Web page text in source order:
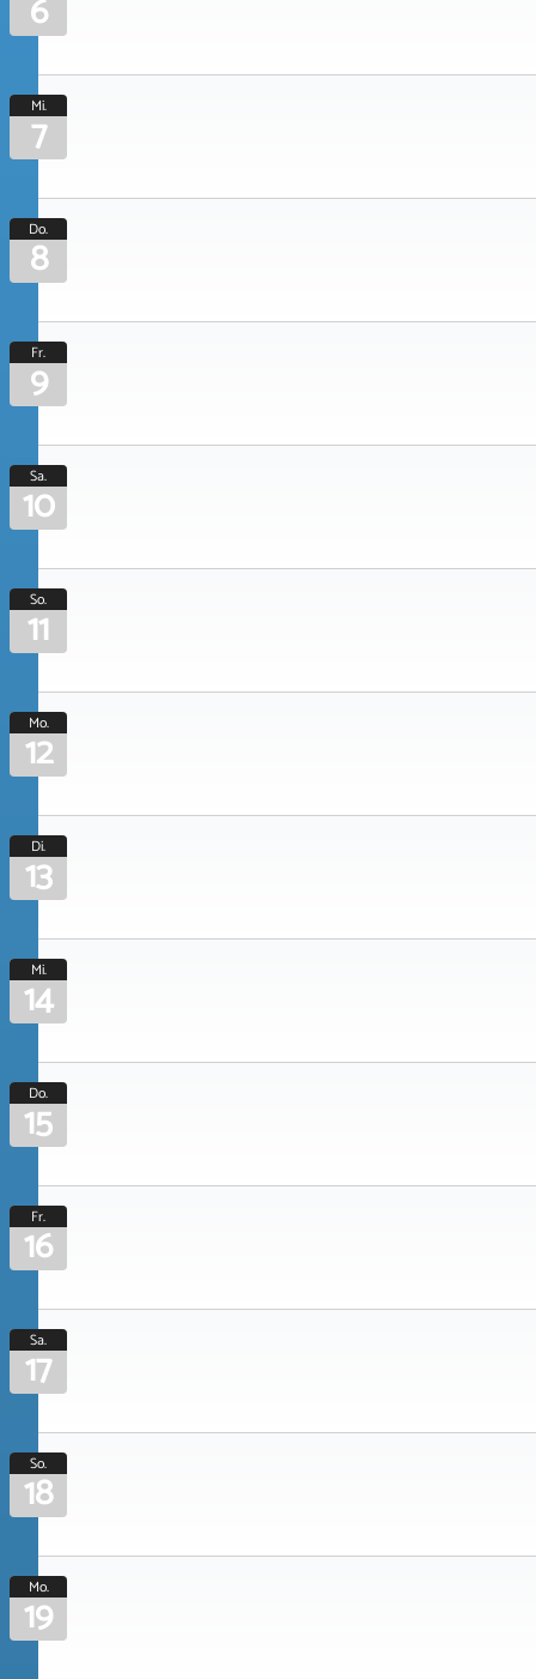
6
Mi.
7
Do.
8
Fr.
9
Sa.
10
So.
11
Mo.
12
Di.
13
Mi.
14
Do.
15
Fr.
16
Sa.
17
So.
18
Mo.
19